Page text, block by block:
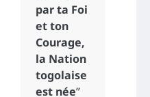
par ta Foi
et ton
Courage,
la Nation
togolaise
est née”